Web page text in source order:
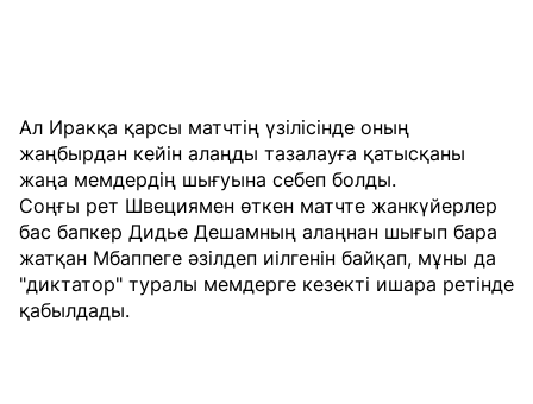
Ал Иракқа қарсы матчтің үзілісінде оның
жаңбырдан кейін алаңды тазалауға қатысқаны
жаңа мемдердің шығуына себеп болды.
Соңғы рет Швециямен өткен матчте жанкүйерлер
бас бапкер Дидье Дешамның алаңнан шығып бара
жатқан Мбаппеге әзілдеп иілгенін байқап, мұны да
"диктатор" туралы мемдерге кезекті ишара ретінде
қабылдады.